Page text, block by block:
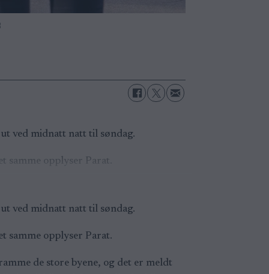
ved midnatt natt til søndag.
opplyser Parat.
ved midnatt natt til søndag.
samme opplyser Parat.
de store byene, og det er meldt